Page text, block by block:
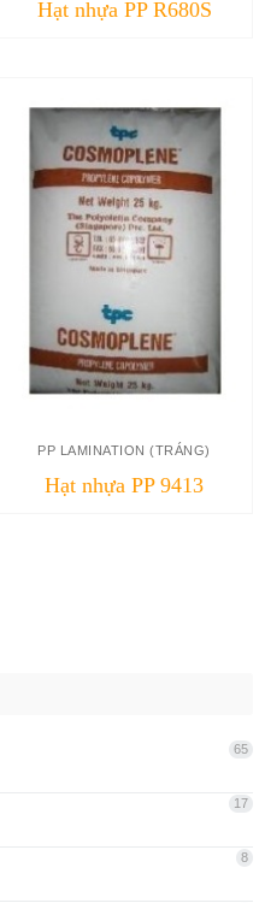
Hạt nhựa PP R680S
PP LAMINATION (TRÁNG)
Hạt nhựa PP 9413
65
17
8